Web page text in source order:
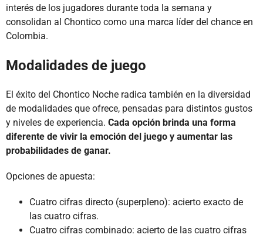
interés de los jugadores durante toda la semana y
consolidan al Chontico como una marca líder del chance en
Colombia.
Modalidades de juego
El éxito del Chontico Noche radica también en la diversidad
de modalidades que ofrece, pensadas para distintos gustos
y niveles de experiencia. Cada opción brinda una forma
diferente de vivir la emoción del juego y aumentar las
probabilidades de ganar.
Opciones de apuesta:
Cuatro cifras directo (superpleno): acierto exacto de
las cuatro cifras.
Cuatro cifras combinado: acierto de las cuatro cifras